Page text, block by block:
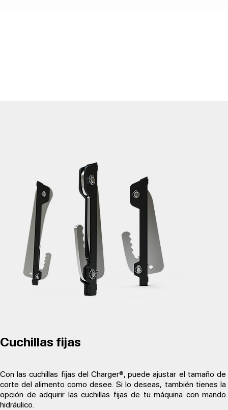
Cuchillas fijas
Con las cuchillas fijas del Charger®, puede ajustar el tamaño de
corte del alimento como desee. Si lo deseas, también tienes la
opción de adquirir las cuchillas fijas de tu máquina con mando
hidráulico.